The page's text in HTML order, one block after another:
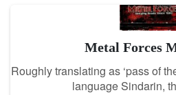
Metal Forces
Roughly translating as ‘pass of
language Sindarin,